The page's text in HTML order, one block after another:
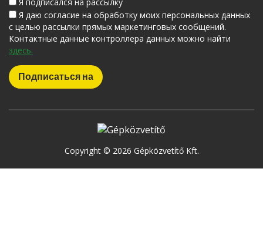
Я даю согласие на обработку моих персональных данных
с целью рассылки прямых маркетинговых сообщений.
Контактные данные контроллера данных можно найти
здесь.
Copyright © 2026 Gépközvetítő Kft.